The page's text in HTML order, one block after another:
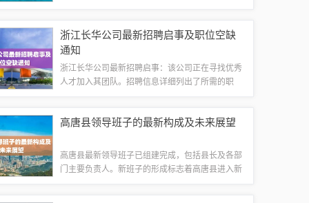
合，提供多样化的住宅选择，满足不同人群的需...
浙江长华公司最新招聘启事及职位空缺
通知
浙江长华公司最新招聘启事：该公司正在寻找优秀
人才加入其团队。招聘信息详细列出了所需的职
名，加入这个充满活力的团队，共同推动公司的
高唐县领导班子的最新构成及未来展望
高唐县最新领导班子已组建完成，包括县长及各部
门主要负责人。新班子的形成标志着高唐县进入新